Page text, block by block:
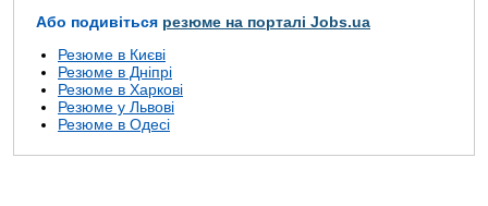
Або подивіться резюме на порталі Jobs.ua
Резюме в Києві
Резюме в Дніпрі
Резюме в Харкові
Резюме у Львові
Резюме в Одесі